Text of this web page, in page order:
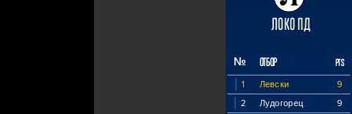
ЛОКО ПД
№ ОТБОР PTS
1 Левски
9
2
Лудогорец
9